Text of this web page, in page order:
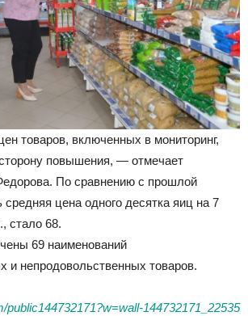
товаров, включенных в мониторинг,
повышения, — отмечает
По сравнению с прошлой
средняя цена одного десятка яиц на 7
стало 68.
69 наименований
и непродовольственных товаров.
public144732171?w=wall-144732171_22535